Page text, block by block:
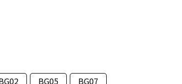
BG05
BG07